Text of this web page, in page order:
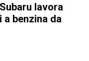
lavora
a benzina da